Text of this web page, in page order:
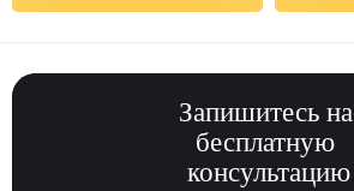
Запишитесьна
бесплатную
консультацию